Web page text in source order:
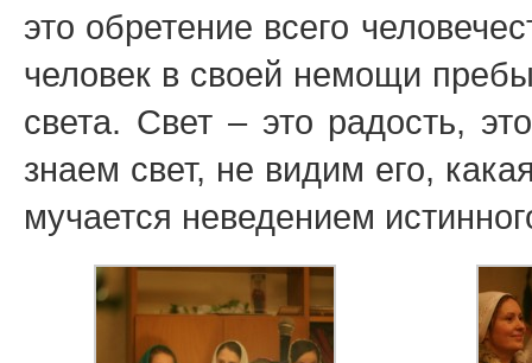
это обретение всего
человек в своей немощи
света. Свет – это радость,
знаем свет, не видим его,
мучается неведением